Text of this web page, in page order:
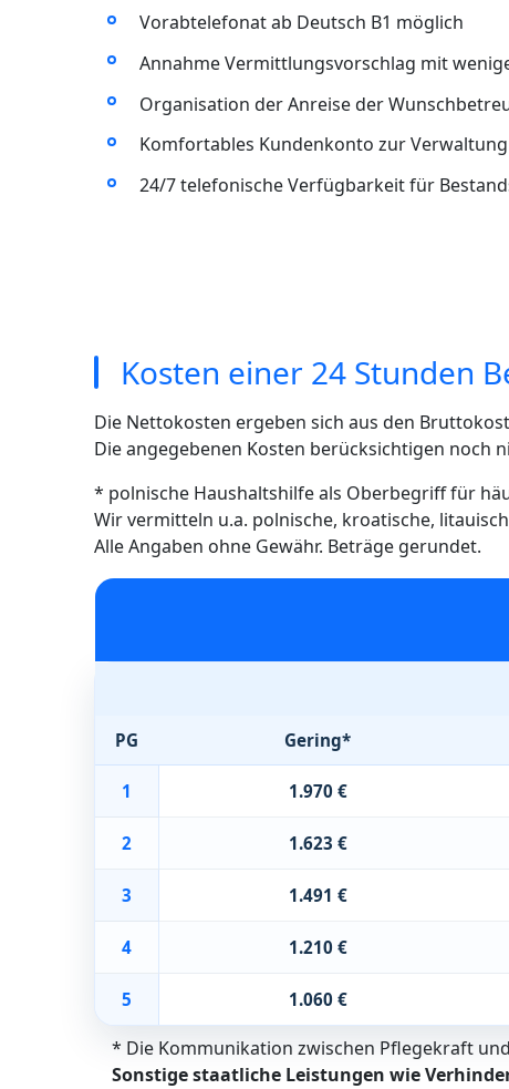
Vorabtelefonat ab Deutsch B1 möglich
Annahme Vermittlungsvorschlag mit
Organisation der Anreise der
Komfortables Kundenkonto zur
24/7 telefonische Verfügbarkeit für
Kosten einer 24 Stunden
Die Nettokosten ergeben sich aus den
Die angegebenen Kosten berücksichtigen noch
* polnische Haushaltshilfe als Oberbegriff für
Wir vermitteln u.a. polnische, kroatische,
Alle Angaben ohne Gewähr. Beträge gerundet.
PG Gering*
1 1.970 €
2 1.623 €
3 1.491 €
4 1.210 €
5 1.060 €
* Die Kommunikation zwischen Pflegekraft
Sonstige staatliche Leistungen wie